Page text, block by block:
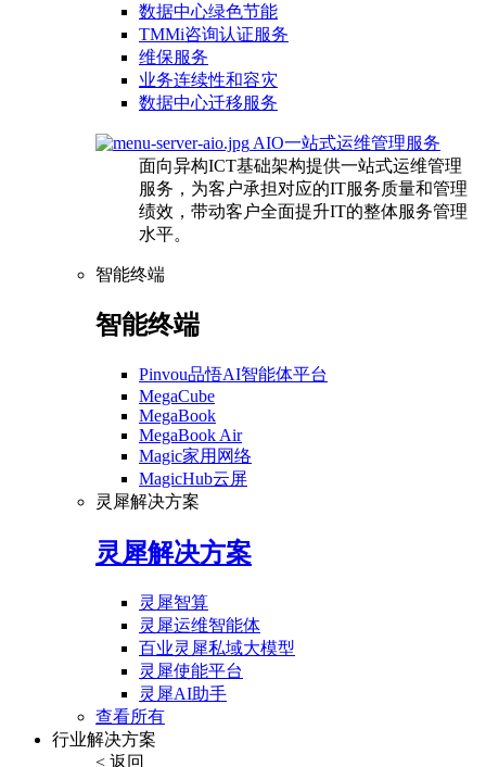
数据中心绿色节能
TMMi咨询认证服务
维保服务
业务连续性和容灾
数据中心迁移服务
AIO一站式运维管理服务
面向异构ICT基础架构提供一站式运维管理
服务，为客户承担对应的IT服务质量和管理
绩效，带动客户全面提升IT的整体服务管理
水平。
智能终端
智能终端
Pinvou品悟AI智能体平台
MegaCube
MegaBook
MegaBook Air
Magic家用网络
MagicHub云屏
灵犀解决方案
灵犀解决方案
灵犀智算
灵犀运维智能体
百业灵犀私域大模型
灵犀使能平台
灵犀AI助手
查看所有
行业解决方案
< 返回